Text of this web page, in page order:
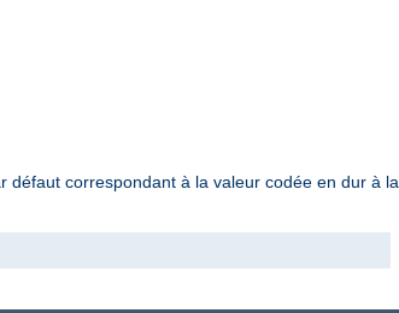
correspondant à la valeur codée en dur à la